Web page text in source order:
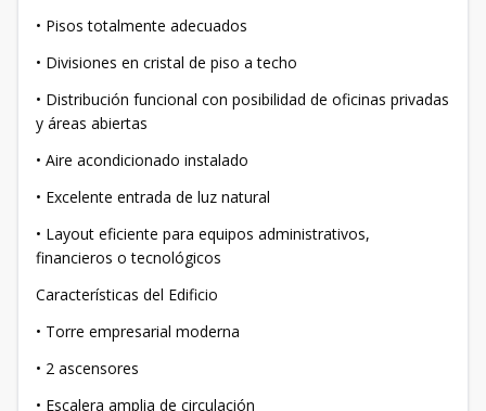
• Pisos totalmente adecuados
• Divisiones en cristal de piso a techo
• Distribución funcional con posibilidad de oficinas privadas
y áreas abiertas
• Aire acondicionado instalado
• Excelente entrada de luz natural
• Layout eficiente para equipos administrativos,
financieros o tecnológicos
Características del Edificio
• Torre empresarial moderna
• 2 ascensores
• Escalera amplia de circulación